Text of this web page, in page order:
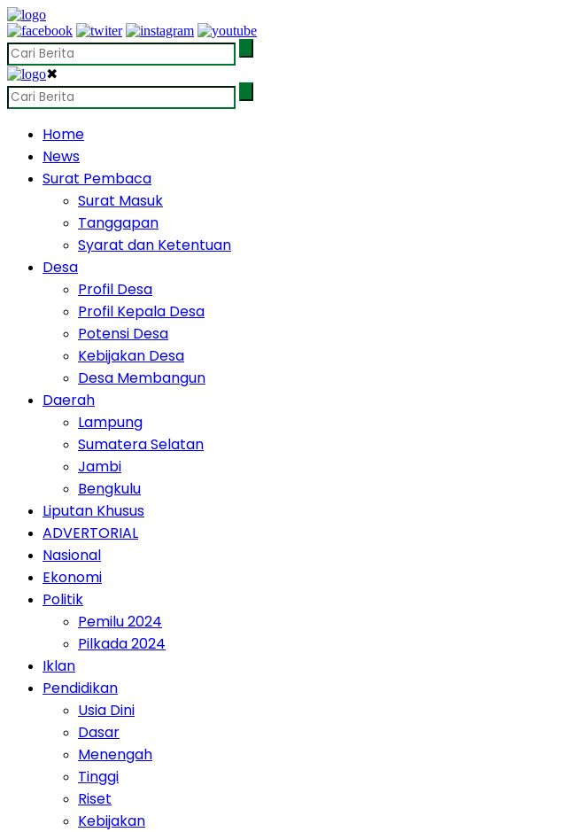
✖
Home
News
Surat Pembaca
Surat Masuk
Tanggapan
Syarat dan Ketentuan
Desa
Profil Desa
Profil Kepala Desa
Potensi Desa
Kebijakan Desa
Desa Membangun
Daerah
Lampung
Sumatera Selatan
Jambi
Bengkulu
Liputan Khusus
ADVERTORIAL
Nasional
Ekonomi
Politik
Pemilu 2024
Pilkada 2024
Iklan
Pendidikan
Usia Dini
Dasar
Menengah
Tinggi
Riset
Kebijakan